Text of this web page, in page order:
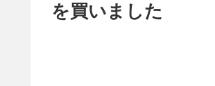
を買いました